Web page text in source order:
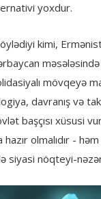
yoxdur.
kimi,
məsələsində
mövqeyə
davranış və
başçısı xüsusi
olmalıdır -
siyasi nöqteyi-